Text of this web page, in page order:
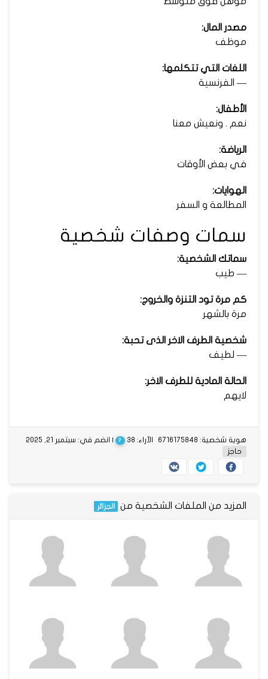
مصدر المال:
موظف
اللغات التي تتكلمها:
— الفرنسية
الأطفال:
نعم . ونعيش معنا
الرياضة:
في بعض الأوقات
الهوايات:
المطالعة و السفر
سمات وصفات شخصية
سماتك الشخصية:
— طيب
كم مرة تود التنزة والخروج:
مرة بالشهر
شخصية الطرف الاخر الذى تحبة:
— لطيف
الحالة المادية للطرف الاخر:
لايهم
الآراء: 38 ? | انضم في: سبتمبر 21, 2025
هوية شخصية: 6716175848
حاجز
المزيد من الملفات الشخصية من الجزائر